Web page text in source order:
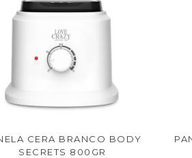
CERA BRANCO BODY
SECRETS 800GR